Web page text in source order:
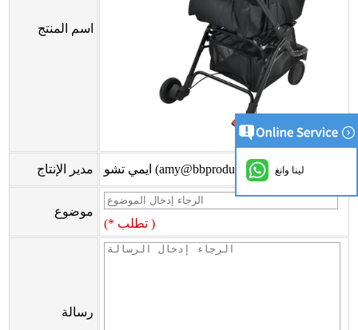
اسم المنتج
مدير الإنتاج ايمي تشو (amy@bbproducts-powerlink.com.cn)
موضوع
(* تطلب )
رسالة
لينا وانغ